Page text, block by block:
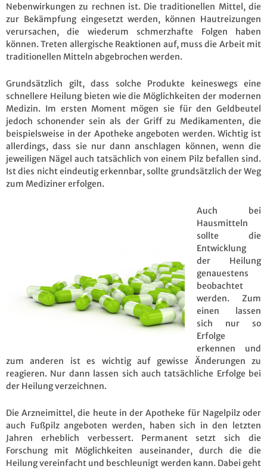
Nebenwirkungen zu rechnen ist. Die traditionellen Mittel, die
zur Bekämpfung eingesetzt werden, können Hautreizungen
verursachen, die wiederum schmerzhafte Folgen haben
können. Treten allergische Reaktionen auf, muss die Arbeit mit
traditionellen Mitteln abgebrochen werden.
Grundsätzlich gilt, dass solche Produkte keineswegs eine
schnellere Heilung bieten wie die Möglichkeiten der modernen
Medizin. Im ersten Moment mögen sie für den Geldbeutel
jedoch schonender sein als der Griff zu Medikamenten, die
beispielsweise in der Apotheke angeboten werden. Wichtig ist
allerdings, dass sie nur dann anschlagen können, wenn die
jeweiligen Nägel auch tatsächlich von einem Pilz befallen sind.
Ist dies nicht eindeutig erkennbar, sollte grundsätzlich der Weg
zum Mediziner erfolgen.
Auch bei
Hausmitteln
sollte die
Entwicklung
der Heilung
genauestens
beobachtet
werden. Zum
einen lassen
sich nur so
Erfolge
erkennen und
zum anderen ist es wichtig auf gewisse Änderungen zu
reagieren. Nur dann lassen sich auch tatsächliche Erfolge bei
der Heilung verzeichnen.
Die Arzneimittel, die heute in der Apotheke für Nagelpilz oder
auch Fußpilz angeboten werden, haben sich in den letzten
Jahren erheblich verbessert. Permanent setzt sich die
Forschung mit Möglichkeiten auseinander, durch die die
Heilung vereinfacht und beschleunigt werden kann. Dabei geht